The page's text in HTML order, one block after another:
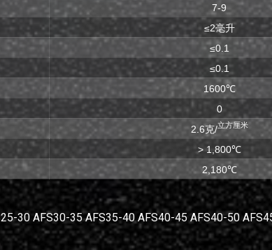
7-9
≤2毫升
≤0.1
≤0.1
1600℃
0
2.6克/立方厘米
> 1,800℃
2,180℃
30 AFS30-35 AFS35-40 AFS40-45 AFS40-50